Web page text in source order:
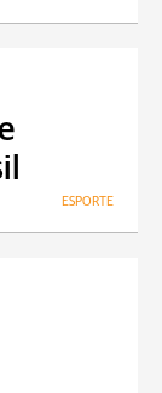
ESPORTE